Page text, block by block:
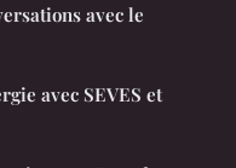
avec le
avec SEVES et